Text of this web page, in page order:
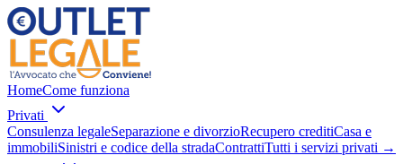
HomeCome funziona
Privati
Consulenza legaleSeparazione e divorzioRecupero creditiCasa e
immobiliSinistri e codice della stradaContrattiTutti i servizi privati →